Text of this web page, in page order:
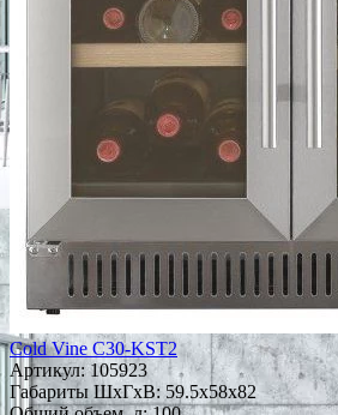
Cold Vine C30-KST2
Артикул:105923
Габариты ШxГxВ: 59.5x58x82